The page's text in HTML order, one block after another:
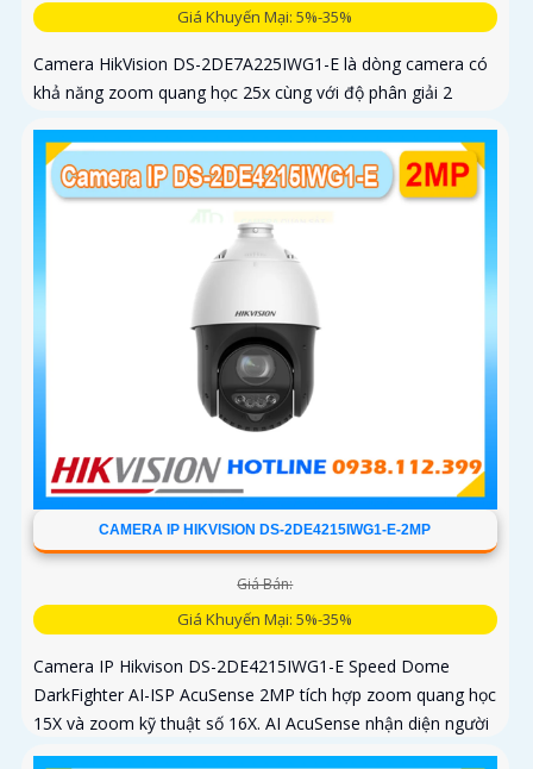
Giá Khuyến Mại: 5%-35%
Camera HikVision DS-2DE7A225IWG1-E là dòng camera có
khả năng zoom quang học 25x cùng với độ phân giải 2
CAMERA IP HIKVISION DS-2DE4215IWG1-E-2MP
Giá Bán:
Giá Khuyến Mại: 5%-35%
Camera IP Hikvison DS-2DE4215IWG1-E Speed Dome
DarkFighter AI-ISP AcuSense 2MP tích hợp zoom quang học
15X và zoom kỹ thuật số 16X. AI AcuSense nhận diện người
và phương tiện và cảnh báo chủ động